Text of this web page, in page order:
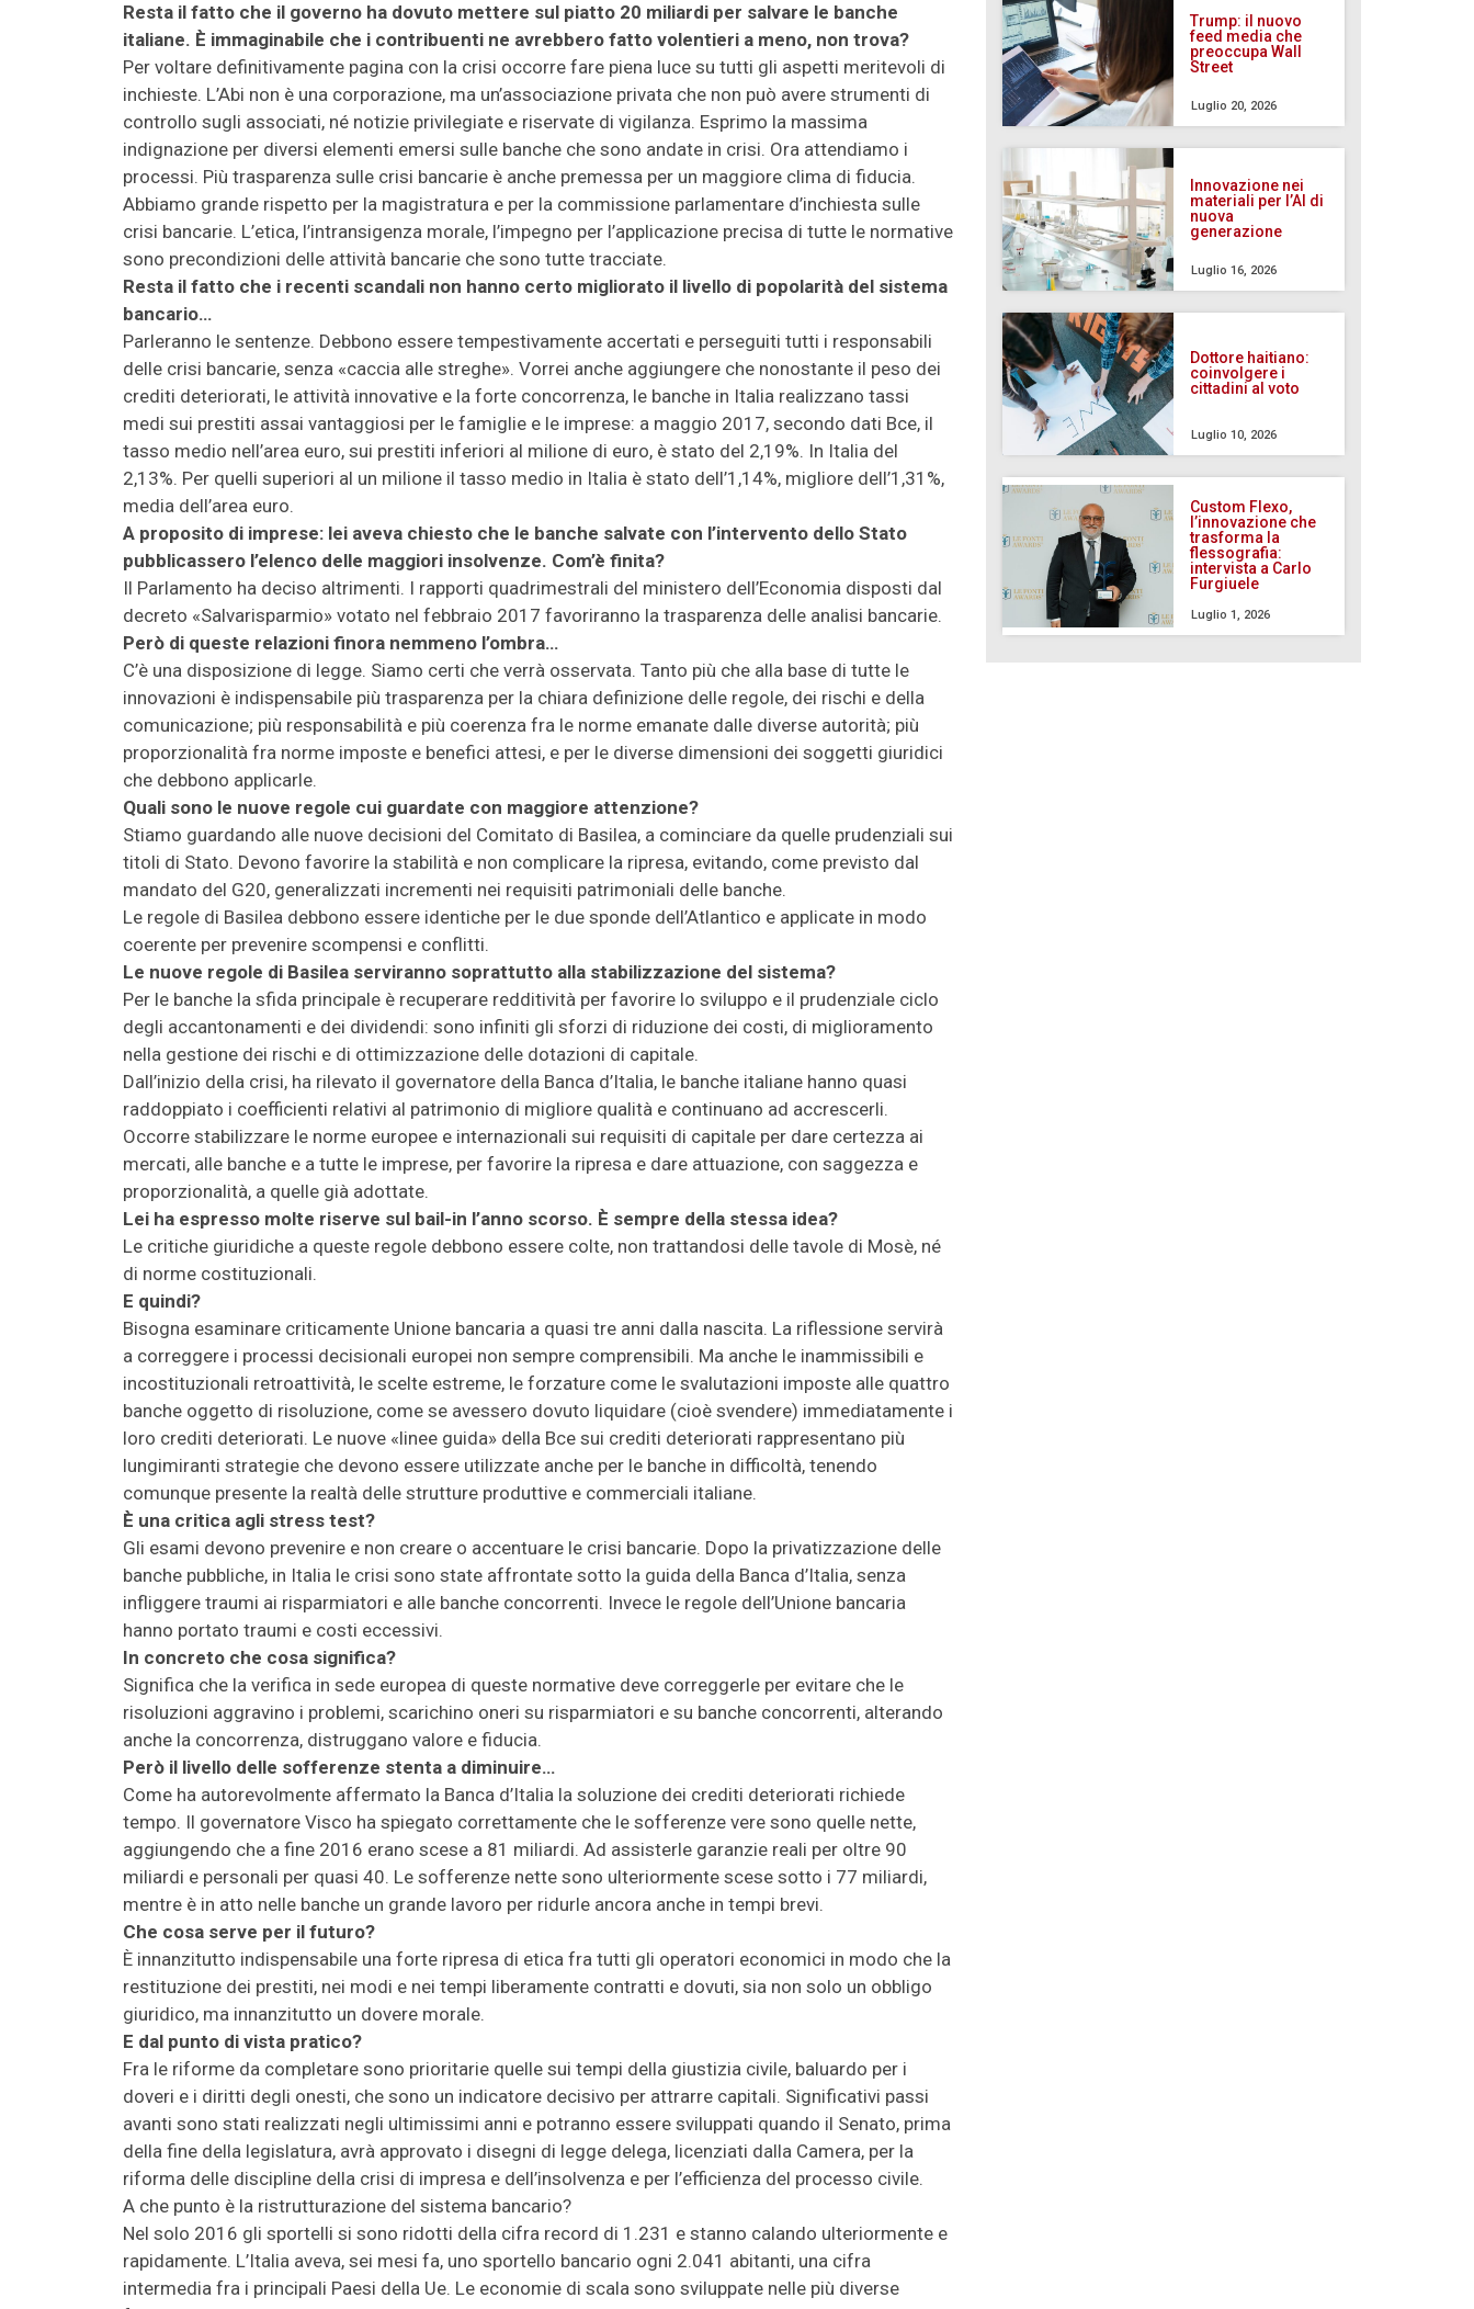
Resta il fatto che il governo ha dovuto mettere sul piatto 20 miliardi per salvare le banche
italiane. È immaginabile che i contribuenti ne avrebbero fatto volentieri a meno, non trova?
Per voltare definitivamente pagina con la crisi occorre fare piena luce su tutti gli aspetti meritevoli di
inchieste. L’Abi non è una corporazione, ma un’associazione privata che non può avere strumenti di
controllo sugli associati, né notizie privilegiate e riservate di vigilanza. Esprimo la massima
indignazione per diversi elementi emersi sulle banche che sono andate in crisi. Ora attendiamo i
processi. Più trasparenza sulle crisi bancarie è anche premessa per un maggiore clima di fiducia.
Abbiamo grande rispetto per la magistratura e per la commissione parlamentare d’inchiesta sulle
crisi bancarie. L’etica, l’intransigenza morale, l’impegno per l’applicazione precisa di tutte le normative
sono precondizioni delle attività bancarie che sono tutte tracciate.
Resta il fatto che i recenti scandali non hanno certo migliorato il livello di popolarità del sistema
bancario…
Parleranno le sentenze. Debbono essere tempestivamente accertati e perseguiti tutti i responsabili
delle crisi bancarie, senza «caccia alle streghe». Vorrei anche aggiungere che nonostante il peso dei
crediti deteriorati, le attività innovative e la forte concorrenza, le banche in Italia realizzano tassi
medi sui prestiti assai vantaggiosi per le famiglie e le imprese: a maggio 2017, secondo dati Bce, il
tasso medio nell’area euro, sui prestiti inferiori al milione di euro, è stato del 2,19%. In Italia del
2,13%. Per quelli superiori al un milione il tasso medio in Italia è stato dell’1,14%, migliore dell’1,31%,
media dell’area euro.
A proposito di imprese: lei aveva chiesto che le banche salvate con l’intervento dello Stato
pubblicassero l’elenco delle maggiori insolvenze. Com’è finita?
Il Parlamento ha deciso altrimenti. I rapporti quadrimestrali del ministero dell’Economia disposti dal
decreto «Salvarisparmio» votato nel febbraio 2017 favoriranno la trasparenza delle analisi bancarie.
Però di queste relazioni finora nemmeno l’ombra…
C’è una disposizione di legge. Siamo certi che verrà osservata. Tanto più che alla base di tutte le
innovazioni è indispensabile più trasparenza per la chiara definizione delle regole, dei rischi e della
comunicazione; più responsabilità e più coerenza fra le norme emanate dalle diverse autorità; più
proporzionalità fra norme imposte e benefici attesi, e per le diverse dimensioni dei soggetti giuridici
che debbono applicarle.
Quali sono le nuove regole cui guardate con maggiore attenzione?
Stiamo guardando alle nuove decisioni del Comitato di Basilea, a cominciare da quelle prudenziali sui
titoli di Stato. Devono favorire la stabilità e non complicare la ripresa, evitando, come previsto dal
mandato del G20, generalizzati incrementi nei requisiti patrimoniali delle banche.
Le regole di Basilea debbono essere identiche per le due sponde dell’Atlantico e applicate in modo
coerente per prevenire scompensi e conflitti.
Le nuove regole di Basilea serviranno soprattutto alla stabilizzazione del sistema?
Per le banche la sfida principale è recuperare redditività per favorire lo sviluppo e il prudenziale ciclo
degli accantonamenti e dei dividendi: sono infiniti gli sforzi di riduzione dei costi, di miglioramento
nella gestione dei rischi e di ottimizzazione delle dotazioni di capitale.
Dall’inizio della crisi, ha rilevato il governatore della Banca d’Italia, le banche italiane hanno quasi
raddoppiato i coefficienti relativi al patrimonio di migliore qualità e continuano ad accrescerli.
Occorre stabilizzare le norme europee e internazionali sui requisiti di capitale per dare certezza ai
mercati, alle banche e a tutte le imprese, per favorire la ripresa e dare attuazione, con saggezza e
proporzionalità, a quelle già adottate.
Lei ha espresso molte riserve sul bail-in l’anno scorso. È sempre della stessa idea?
Le critiche giuridiche a queste regole debbono essere colte, non trattandosi delle tavole di Mosè, né
di norme costituzionali.
E quindi?
Bisogna esaminare criticamente Unione bancaria a quasi tre anni dalla nascita. La riflessione servirà
a correggere i processi decisionali europei non sempre comprensibili. Ma anche le inammissibili e
incostituzionali retroattività, le scelte estreme, le forzature come le svalutazioni imposte alle quattro
banche oggetto di risoluzione, come se avessero dovuto liquidare (cioè svendere) immediatamente i
loro crediti deteriorati. Le nuove «linee guida» della Bce sui crediti deteriorati rappresentano più
lungimiranti strategie che devono essere utilizzate anche per le banche in difficoltà, tenendo
comunque presente la realtà delle strutture produttive e commerciali italiane.
È una critica agli stress test?
Gli esami devono prevenire e non creare o accentuare le crisi bancarie. Dopo la privatizzazione delle
banche pubbliche, in Italia le crisi sono state affrontate sotto la guida della Banca d’Italia, senza
infliggere traumi ai risparmiatori e alle banche concorrenti. Invece le regole dell’Unione bancaria
hanno portato traumi e costi eccessivi.
In concreto che cosa significa?
Significa che la verifica in sede europea di queste normative deve correggerle per evitare che le
risoluzioni aggravino i problemi, scarichino oneri su risparmiatori e su banche concorrenti, alterando
anche la concorrenza, distruggano valore e fiducia.
Però il livello delle sofferenze stenta a diminuire…
Come ha autorevolmente affermato la Banca d’Italia la soluzione dei crediti deteriorati richiede
tempo. Il governatore Visco ha spiegato correttamente che le sofferenze vere sono quelle nette,
aggiungendo che a fine 2016 erano scese a 81 miliardi. Ad assisterle garanzie reali per oltre 90
miliardi e personali per quasi 40. Le sofferenze nette sono ulteriormente scese sotto i 77 miliardi,
mentre è in atto nelle banche un grande lavoro per ridurle ancora anche in tempi brevi.
Che cosa serve per il futuro?
È innanzitutto indispensabile una forte ripresa di etica fra tutti gli operatori economici in modo che la
restituzione dei prestiti, nei modi e nei tempi liberamente contratti e dovuti, sia non solo un obbligo
giuridico, ma innanzitutto un dovere morale.
E dal punto di vista pratico?
Fra le riforme da completare sono prioritarie quelle sui tempi della giustizia civile, baluardo per i
doveri e i diritti degli onesti, che sono un indicatore decisivo per attrarre capitali. Significativi passi
avanti sono stati realizzati negli ultimissimi anni e potranno essere sviluppati quando il Senato, prima
della fine della legislatura, avrà approvato i disegni di legge delega, licenziati dalla Camera, per la
riforma delle discipline della crisi di impresa e dell’insolvenza e per l’efficienza del processo civile.
A che punto è la ristrutturazione del sistema bancario?
Nel solo 2016 gli sportelli si sono ridotti della cifra record di 1.231 e stanno calando ulteriormente e
rapidamente. L’Italia aveva, sei mesi fa, uno sportello bancario ogni 2.041 abitanti, una cifra
intermedia fra i principali Paesi della Ue. Le economie di scala sono sviluppate nelle più diverse
Trump: il nuovo
feed media che
preoccupa Wall
Street
Luglio 20, 2026
Innovazione nei
materiali per l’AI di
nuova
generazione
Luglio 16, 2026
Dottore haitiano:
coinvolgere i
cittadini al voto
Luglio 10, 2026
Custom Flexo,
l’innovazione che
trasforma la
flessografia:
intervista a Carlo
Furgiuele
Luglio 1, 2026